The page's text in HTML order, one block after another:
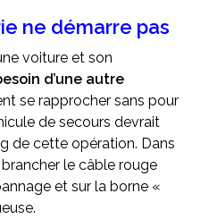
ne démarre pas
voiture et son
d’une autre
se rapprocher sans pour
de secours devrait
de cette opération. Dans
le câble rouge
et sur la borne «